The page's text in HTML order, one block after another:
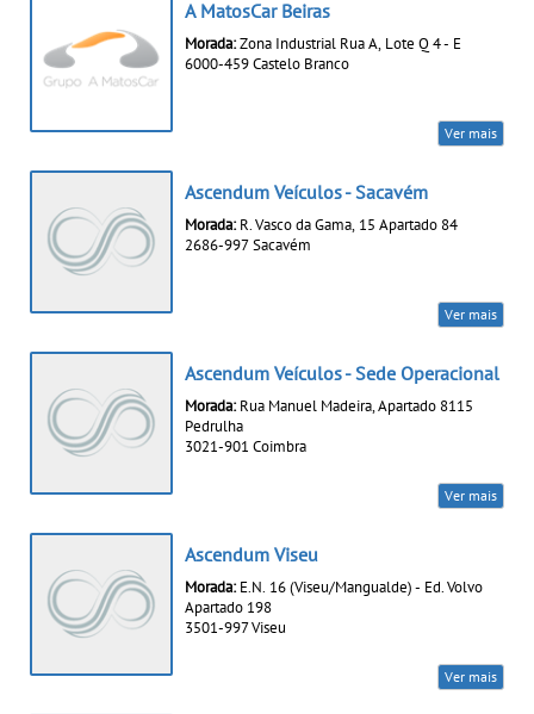
A MatosCar Beiras
Morada:Zona Industrial Rua A, Lote Q 4 - E
6000-459 Castelo Branco
Ver mais
Ascendum Veículos - Sacavém
Morada: R. Vasco da Gama, 15 Apartado 84
2686-997 Sacavém
Ver mais
Ascendum Veículos - Sede Operacional
Morada: Rua Manuel Madeira, Apartado 8115
Pedrulha
3021-901 Coimbra
Ver mais
Ascendum Viseu
Morada: E.N. 16 (Viseu/Mangualde) - Ed. Volvo
Apartado 198
3501-997 Viseu
Ver mais